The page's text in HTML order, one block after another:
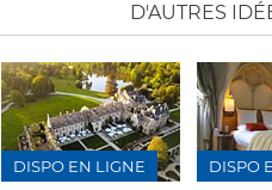
D'AUTRES
DISPO EN LIGNE DISPO